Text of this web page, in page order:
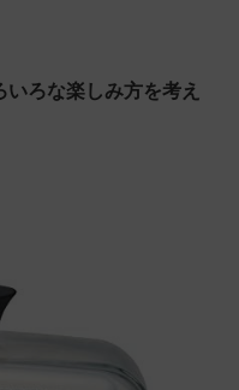
ろな楽しみ方を考え